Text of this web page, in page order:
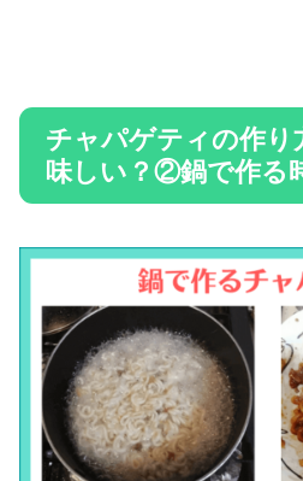
チャパゲティの作り
味しい？②鍋で作る